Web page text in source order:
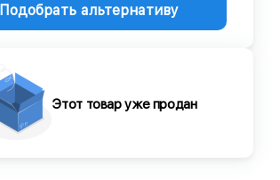
Подобрать альтернативу
Этот товар уже продан